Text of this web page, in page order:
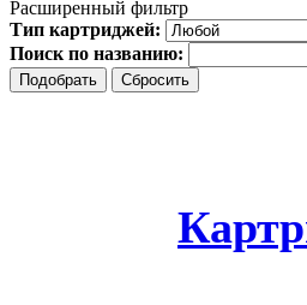
Расширенный фильтр
Тип картриджей:
Поиск по названию: